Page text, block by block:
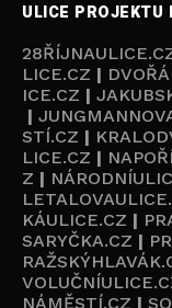
ULICE PROJEKTU
LICE.CZ |
ICE.CZ |
|
STÍ.CZ |
LICE.CZ |
Z |
KÁULICE.CZ |
SARYČKA.CZ |
NÁMĚSTÍ.CZ |